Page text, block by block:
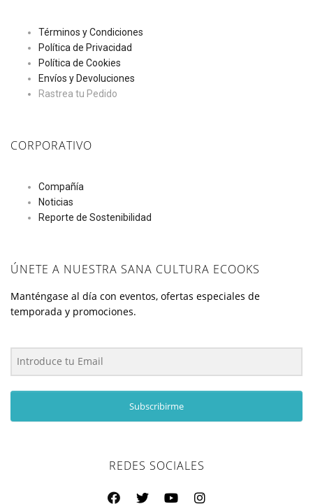
Términos y Condiciones
Política de Privacidad
Política de Cookies
Envíos y Devoluciones
Rastrea tu Pedido
CORPORATIVO
Compañía
Noticias
Reporte de Sostenibilidad
ÚNETE A NUESTRA SANA CULTURA ECOOKS
Manténgase al día con eventos, ofertas especiales de
temporada y promociones.
Subscribirme
REDES SOCIALES